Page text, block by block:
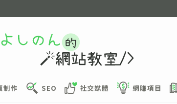
制作 SEO 社交媒體 網賺項目